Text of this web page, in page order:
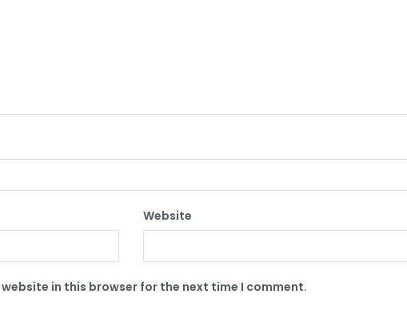
Website
website in this browser for the next time I comment.